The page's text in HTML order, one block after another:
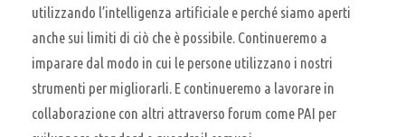
utilizzando l’intelligenza artificiale e perché siamo aperti
anche sui limiti di ciò che è possibile. Continueremo a
imparare dal modo in cui le persone utilizzano i nostri
strumenti per migliorarli. E continueremo a lavorare in
collaborazione con altri attraverso forum come PAI per